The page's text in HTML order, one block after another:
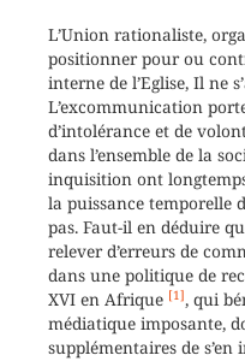
L’Union rationaliste,
positionner pour ou
interne de l’Eglise, Il ne
L’excommunication
d’intolérance et de
dans l’ensemble de la
inquisition ont
la puissance temporelle
pas. Faut-il en déduire
relever d’erreurs de
dans une politique de
XVI en Afrique [1], qui
médiatique imposante,
supplémentaires de